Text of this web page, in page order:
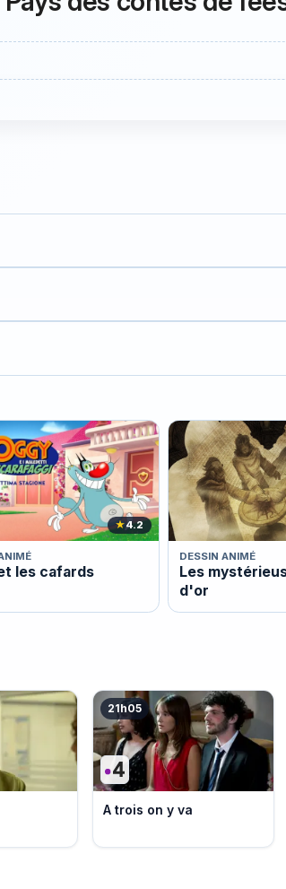
★4.2
les cafards
DESSIN ANIMÉ
Les
d'or
21h05
A trois on y va